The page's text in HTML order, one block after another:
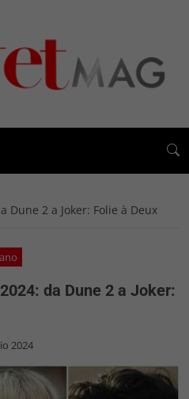
Dune 2 a Joker: Folie à Deux
da Dune 2 a Joker:
2024